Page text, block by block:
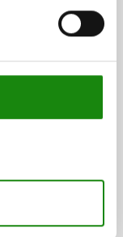
DETALLES